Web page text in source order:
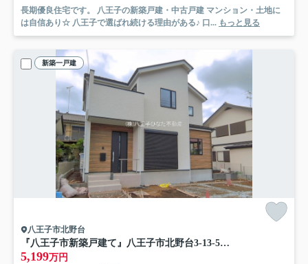
長期優良住宅です。 八王子の新築戸建・中古戸建 マンション・土地に
は自信あり☆ 八王子で選ばれ続ける理由がある♪ 口... もっと見る
新築一戸建
八王子市北野台
『八王子市新築戸建て』八王子市北野台3-13-5【仲介手数料無料】 ３３期
5,199万円